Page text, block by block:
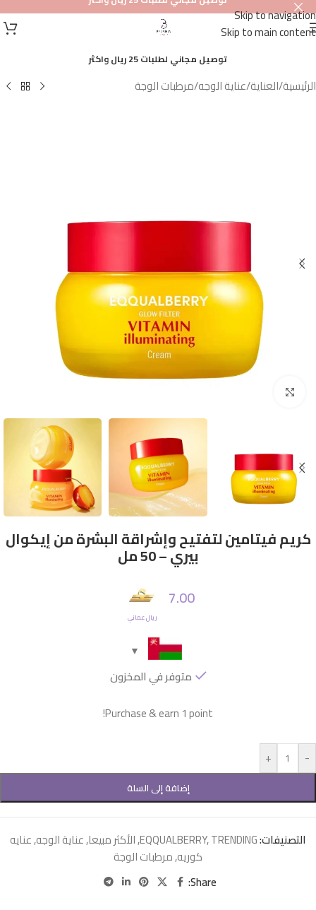
Skip to navigation
Skip to main content
توصيل مجاني لطلبات 25 ريال واكثر
الرئيسية/العناية/عناية الوجه/مرطبات الوجة
كريم فيتامين لتفتيح وإشراقة البشرة من إيكوال
بيري – 50 مل
7.00
ريال عماني
متوفر في المخزون
Purchase & earn 1 point!
-
+
إضافة إلى السلة
التصنيفات: EQQUALBERRY,TRENDING
,الأكثر مبيعا,عناية الوجه,عنايه
كوريه,مرطبات الوجة
Share: